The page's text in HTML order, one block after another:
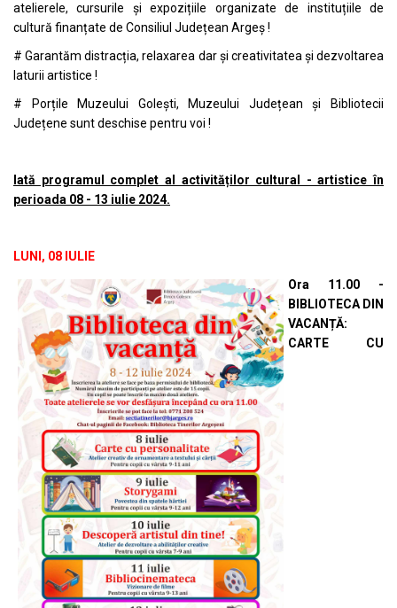
atelierele, cursurile și expozițiile organizate de instituțiile de
cultură finanțate de Consiliul Județean Argeș !
# Garantăm distracția, relaxarea dar și creativitatea și dezvoltarea
laturii artistice !
# Porțile Muzeului Golești, Muzeului Județean și Bibliotecii
Județene sunt deschise pentru voi !
Iată programul complet al activităților cultural - artistice în
perioada 08 - 13 iulie 2024.
LUNI, 08 IULIE
Ora 11.00 -
BIBLIOTECA DIN
VACANȚĂ:
CARTE CU